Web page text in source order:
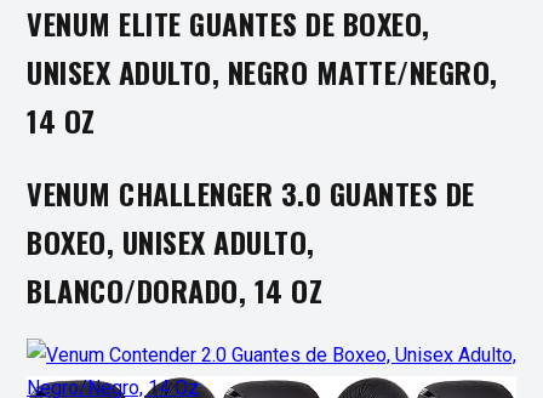
VENUM ELITE GUANTES DE BOXEO,
UNISEX ADULTO, NEGRO MATTE/NEGRO,
14 OZ
VENUM CHALLENGER 3.0 GUANTES DE
BOXEO, UNISEX ADULTO,
BLANCO/DORADO, 14 OZ